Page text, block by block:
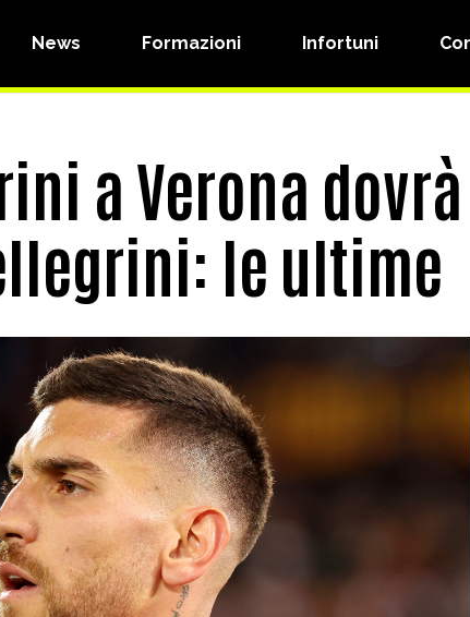
News Formazioni Infortuni
a Verona
le ultime